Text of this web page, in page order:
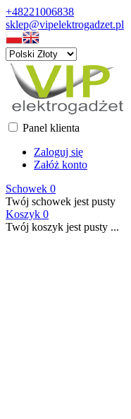
+48221006838
sklep@vipelektrogadzet.pl
Panel klienta
Zaloguj się
Załóż konto
Schowek 0
Twój schowek jest pusty
Koszyk 0
Twój koszyk jest pusty ...